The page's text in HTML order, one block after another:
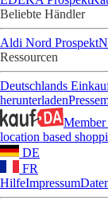
Beliebte Händler
Aldi Nord Prospekt
Ressourcen
Deutschlands
herunterladen
location based
DE
FR
HilfeImpressum